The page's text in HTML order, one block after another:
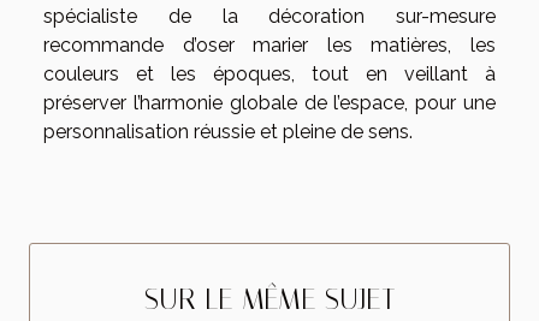
spécialiste de la décoration sur-mesure
recommande d’oser marier les matières, les
couleurs et les époques, tout en veillant à
préserver l’harmonie globale de l’espace, pour une
personnalisation réussie et pleine de sens.
SUR LE MÊME SUJET